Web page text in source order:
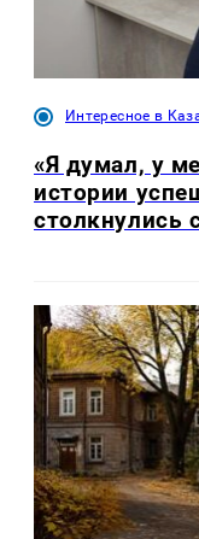
Интересное в
«Я думал, у
истории
столкнулись